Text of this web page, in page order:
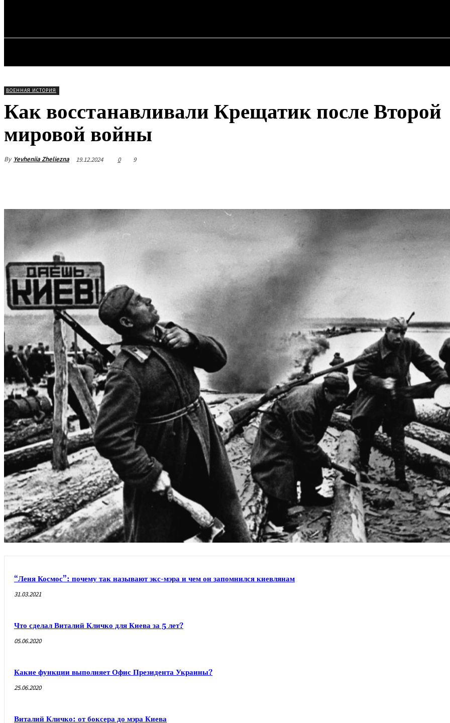
ВОЕННАЯ ИСТОРИЯ
Как восстанавливали Крещатик после Второй
мировой войны
By Yevheniia Zheliezna 19.12.2024 0 9
“Леня Космос”: почему так называют экс-мэра и чем он запомнился киевлянам
31.03.2021
Что сделал Виталий Кличко для Киева за 5 лет?
05.06.2020
Какие функции выполняет Офис Президента Украины?
25.06.2020
Виталий Кличко: от боксера до мэра Киева